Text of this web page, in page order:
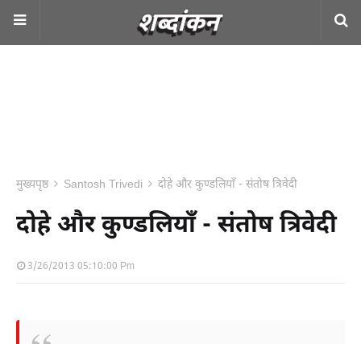
मुख्यपृष्ठ Santosh Trivedi दोहे और कुण्डलियाँ - संतोष त्रिवेदी
दोहे और कुण्डलियाँ - संतोष त्रिवेदी
3/26/2013 05:10:00 Pm